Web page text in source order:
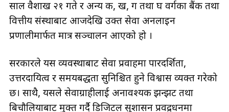
साल वैशाख २१ गते र अन्य क, ख, ग तथा घ वर्गका बैंक तथा
वित्तीय संस्थाबाट आजदेखि उक्त सेवा अनलाइन
प्रणालीमार्फत मात्र सञ्चालन आएको हो ।
सरकारले यस व्यवस्थाबाट सेवा प्रवाहमा पारदर्शिता,
उत्तरदायित्व र समयबद्धता सुनिश्चित हुने विश्वास व्यक्त गरेको
छ। साथै, यसले सेवाग्राहीलाई अनावश्यक झन्झट तथा
बिचौलियाबाट मुक्त गर्दै डिजिटल सुशासन प्रवद्र्धनमा